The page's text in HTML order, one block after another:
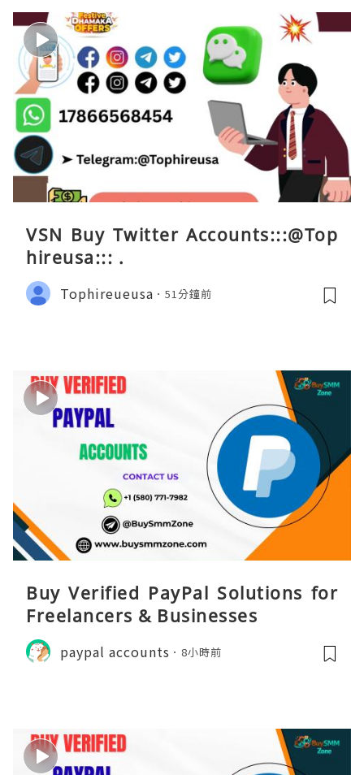
VSN Buy Twitter Accounts:::@Top
hireusa::: .
Tophireueusa 51分鐘前
Buy Verified PayPal Solutions for
Freelancers & Businesses
paypal accounts 8小時前